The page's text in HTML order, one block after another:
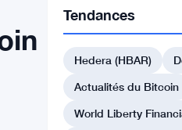
Tendances
Hedera (HBAR)
Actualités du Bitcoin
World Liberty